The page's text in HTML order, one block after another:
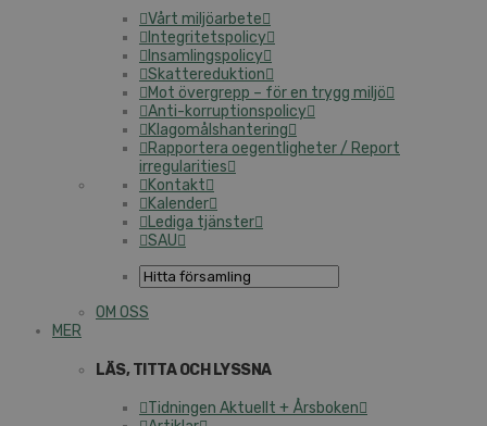
Vårt miljöarbete
Integritetspolicy
Insamlingspolicy
Skattereduktion
Mot övergrepp – för en trygg miljö
Anti-korruptionspolicy
Klagomålshantering
Rapportera oegentligheter / Report
irregularities
Kontakt
Kalender
Lediga tjänster
SAU
OM OSS
MER
LÄS, TITTA OCH LYSSNA
Tidningen Aktuellt + Årsboken